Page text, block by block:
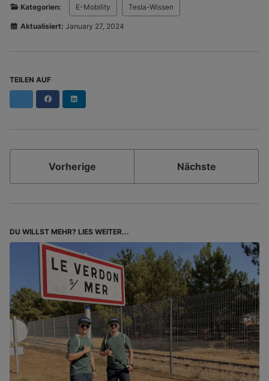
Kategorien: E-Mobility Tesla-Wissen
Aktualisiert: January 27, 2024
TEILEN AUF
Facebook
Vorherige Nächste
DU WILLST MEHR? LIES WEITER...